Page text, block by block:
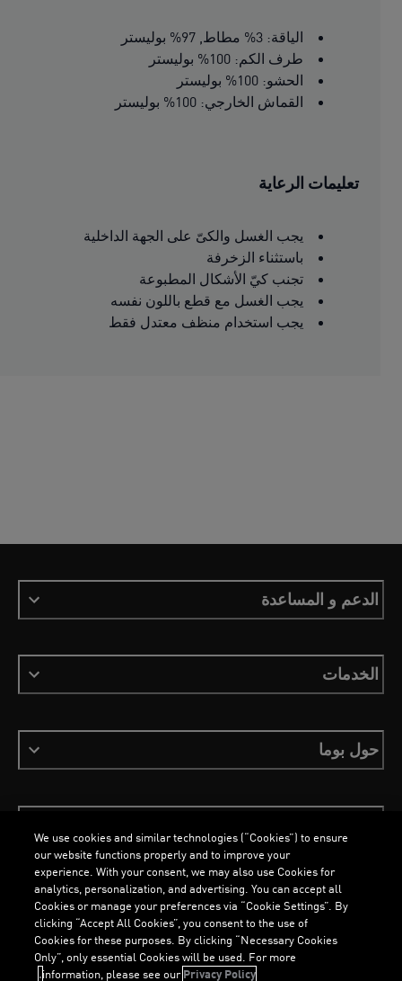
الياقة: 3% مطاط, 97% بوليستر
طرف الكم: 100% بوليستر
الحشو: 100% بوليستر
القماش الخارجي: 100% بوليستر
تعليمات الرعاية
يجب الغسل والكىّ على الجهة الداخلية
باستثناء الزخرفة
تجنب كيّ الأشكال المطبوعة
يجب الغسل مع قطع باللون نفسه
يجب استخدام منظف معتدل فقط
الدعم و المساعدة
الخدمات
حول بوما
ملفات تعريف الارتباطسياسة الخصوصيةImprint
العربية
We use cookies and similar technologies (“Cookies”) to ensure
our website functions properly and to improve your
experience. With your consent, we may also use Cookies for
analytics, personalization, and advertising. You can accept all
Cookies or manage your preferences via “Cookie Settings”. By
clicking “Accept All Cookies”, you consent to the use of
Cookies for these purposes. By clicking “Necessary Cookies
Only”, only essential Cookies will be used. For more
information, please see ourPrivacy Policy.